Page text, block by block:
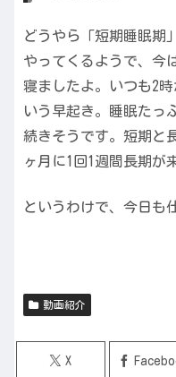
どうやら「短期睡眠期
やってくるようで、今
寝ましたよ。いつも2
いう早起き。睡眠たっ
続きそうです。短期と
ヶ月に1回1週間長期が
というわけで、今日も
動画紹介
X